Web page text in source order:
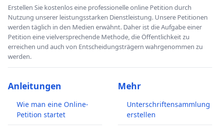
Erstellen Sie kostenlos eine professionelle online Petition durch
Nutzung unserer leistungsstarken Dienstleistung. Unsere Petitionen
werden täglich in den Medien erwähnt. Daher ist die Aufgabe einer
Petition eine vielversprechende Methode, die Öffentlichkeit zu
erreichen und auch von Entscheidungsträgern wahrgenommen zu
werden.
Anleitungen
Wie man eine Online-
Petition startet
Mehr
Unterschriftensammlung
erstellen